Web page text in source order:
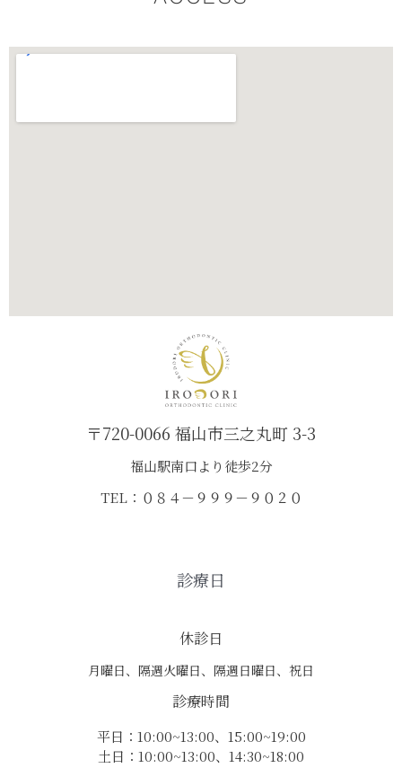
〒720-0066 福山市三之丸町 3-3
福山駅南口より徒歩2分
TEL：０８４－９９９－９０２０
診療日
休診日
月曜日、隔週火曜日、隔週日曜日、祝日
診療時間
平日：10:00~13:00、15:00~19:00
土日：10:00~13:00、14:30~18:00